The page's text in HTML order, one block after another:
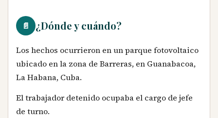
📄 ¿Dónde y cuándo?
Los hechos ocurrieron en un parque fotovoltaico
ubicado en la zona de Barreras, en Guanabacoa,
La Habana, Cuba.
El trabajador detenido ocupaba el cargo de jefe
de turno.